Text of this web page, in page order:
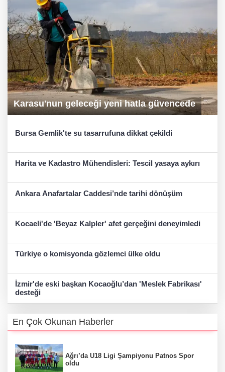
Karasu'nun geleceği yeni hatla güvencede
Bursa Gemlik'te su tasarrufuna dikkat çekildi
Harita ve Kadastro Mühendisleri: Tescil yasaya aykırı
Ankara Anafartalar Caddesi’nde tarihi dönüşüm
Kocaeli'de 'Beyaz Kalpler' afet gerçeğini deneyimledi
Türkiye o komisyonda gözlemci ülke oldu
İzmir'de eski başkan Kocaoğlu’dan 'Meslek Fabrikası'
desteği
En Çok Okunan Haberler
Ağrı’da U18 Ligi Şampiyonu Patnos Spor
oldu